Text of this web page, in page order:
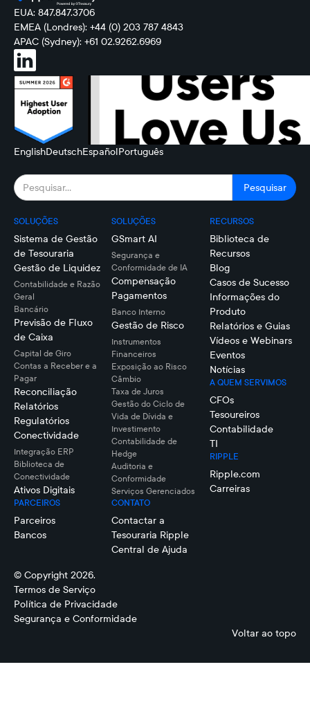
EUA: 847.847.3706
EMEA (Londres): +44 (0) 203 787 4843
APAC (Sydney): +61 02.9262.6969
EnglishDeutschEspañolPortuguês
SOLUÇÕES
Sistema de Gestão
de Tesouraria
Gestão de Liquidez
Contabilidade e Razão
Geral
Bancário
Previsão de Fluxo
de Caixa
Capital de Giro
Contas a Receber e a
Pagar
Reconciliação
Relatórios
Regulatórios
Conectividade
Integração ERP
Biblioteca de
Conectividade
Ativos Digitais
PARCEIROS
Parceiros
Bancos
SOLUÇÕES
GSmart AI
Segurança e
Conformidade de IA
Compensação
Pagamentos
Banco Interno
Gestão de Risco
Instrumentos
Financeiros
Exposição ao Risco
Câmbio
Taxa de Juros
Gestão do Ciclo de
Vida de Dívida e
Investimento
Contabilidade de
Hedge
Auditoria e
Conformidade
Serviços Gerenciados
CONTATO
Contactar a
Tesouraria Ripple
Central de Ajuda
RECURSOS
Biblioteca de
Recursos
Blog
Casos de Sucesso
Informações do
Produto
Relatórios e Guias
Vídeos e Webinars
Eventos
Notícias
A QUEM SERVIMOS
CFOs
Tesoureiros
Contabilidade
TI
RIPPLE
Ripple.com
Carreiras
© Copyright 2026.
Termos de Serviço
Política de Privacidade
Segurança e Conformidade
Voltar ao topo